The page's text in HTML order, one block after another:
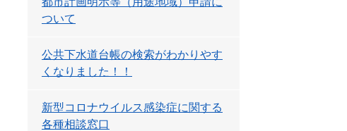
ついて
公共下水道台帳の検索がわかりやす
くなりました！！
新型コロナウイルス感染症に関する
各種相談窓口